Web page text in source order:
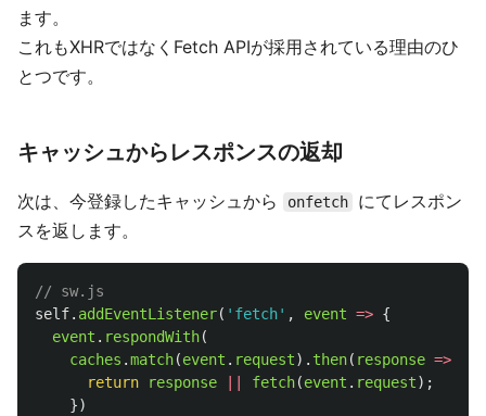
ます。
これもXHRではなくFetch APIが採用されている理由のひ
とつです。
キャッシュからレスポンスの返却
次は、今登録したキャッシュから onfetch
にてレスポン
スを返します。
// sw.js
self. addEventListener( ' fetch' , event => {
event . respondWith(
caches .match(event . request). then( response =>
return
response fetch(event . request);
})